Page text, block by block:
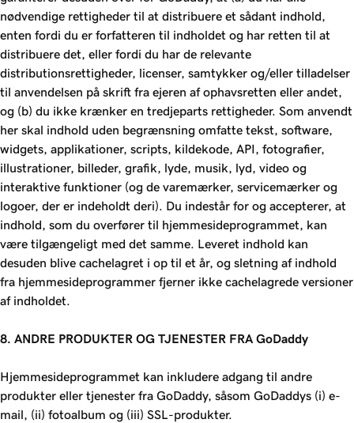
nødvendige rettigheder til at distribuere et sådant indhold,
enten fordi du er forfatteren til indholdet og har retten til at
distribuere det, eller fordi du har de relevante
distributionsrettigheder, licenser, samtykker og/eller tilladelser
til anvendelsen på skrift fra ejeren af ophavsretten eller andet,
og (b) du ikke krænker en tredjeparts rettigheder. Som anvendt
her skal indhold uden begrænsning omfatte tekst, software,
widgets, applikationer, scripts, kildekode, API, fotografier,
illustrationer, billeder, grafik, lyde, musik, lyd, video og
interaktive funktioner (og de varemærker, servicemærker og
logoer, der er indeholdt deri). Du indestår for og accepterer, at
indhold, som du overfører til hjemmesideprogrammet, kan
være tilgængeligt med det samme. Leveret indhold kan
desuden blive cachelagret i op til et år, og sletning af indhold
fra hjemmesideprogrammer fjerner ikke cachelagrede versioner
af indholdet.
8. ANDRE PRODUKTER OG TJENESTER FRA GoDaddy
Hjemmesideprogrammet kan inkludere adgang til andre
produkter eller tjenester fra GoDaddy, såsom GoDaddys (i) e-
mail, (ii) fotoalbum og (iii) SSL-produkter.